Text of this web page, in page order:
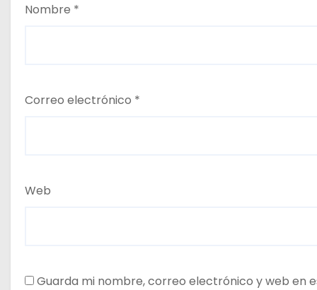
Nombre *
Correo electrónico *
Web
Guarda mi nombre, correo electrónico y web en